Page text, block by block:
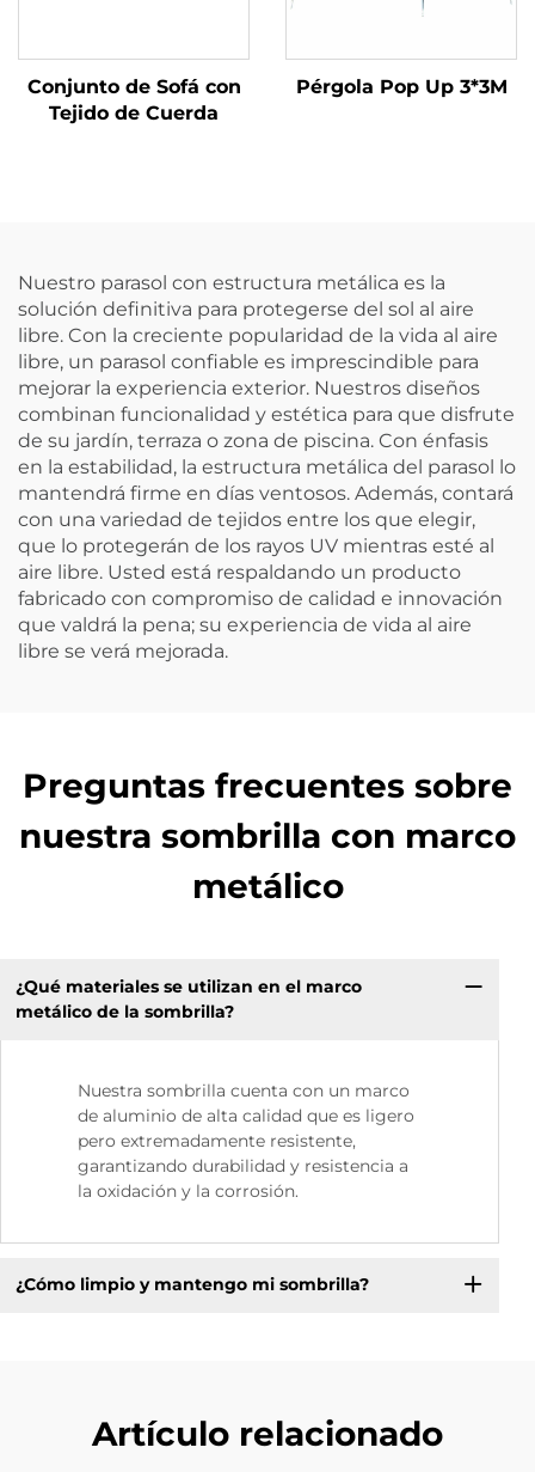
Conjunto de Sofá con
Tejido de Cuerda
Pérgola Pop Up 3*3M
Nuestro parasol con estructura metálica es la
solución definitiva para protegerse del sol al aire
libre. Con la creciente popularidad de la vida al aire
libre, un parasol confiable es imprescindible para
mejorar la experiencia exterior. Nuestros diseños
combinan funcionalidad y estética para que disfrute
de su jardín, terraza o zona de piscina. Con énfasis
en la estabilidad, la estructura metálica del parasol lo
mantendrá firme en días ventosos. Además, contará
con una variedad de tejidos entre los que elegir,
que lo protegerán de los rayos UV mientras esté al
aire libre. Usted está respaldando un producto
fabricado con compromiso de calidad e innovación
que valdrá la pena; su experiencia de vida al aire
libre se verá mejorada.
Preguntas frecuentes sobre
nuestra sombrilla con marco
metálico
¿Qué materiales se utilizan en el marco
metálico de la sombrilla?
Nuestra sombrilla cuenta con un marco
de aluminio de alta calidad que es ligero
pero extremadamente resistente,
garantizando durabilidad y resistencia a
la oxidación y la corrosión.
¿Cómo limpio y mantengo mi sombrilla?
Artículo relacionado